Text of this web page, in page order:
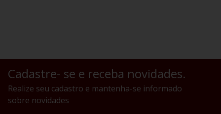
Cadastre- se e receba novidades.
Realize seu cadastro e mantenha-se informado
sobre novidades